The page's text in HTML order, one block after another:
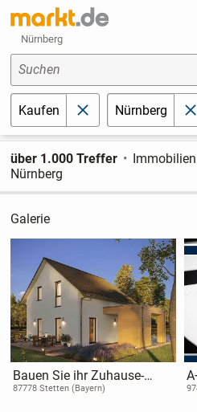
Nürnberg
Suchen
Kaufen schließenNürnberg
über 1.000 Treffer
Nürnberg
Galerie
Bauen Sie ihr Zuhause-
Individuell und nach ihren
87778 Stetten (Bayern)